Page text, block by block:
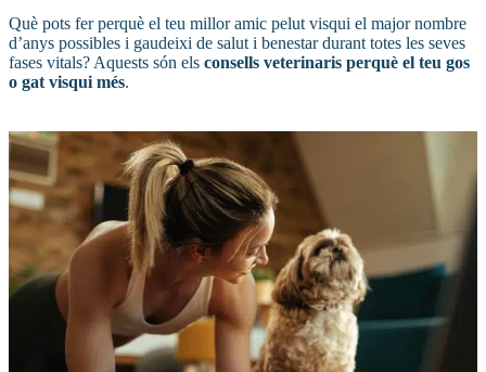
Què pots fer perquè el teu millor amic pelut visqui el major nombre
d’anys possibles i gaudeixi de salut i benestar durant totes les seves
fases vitals? Aquests són els consells veterinaris perquè el teu gos
o gat visqui més.